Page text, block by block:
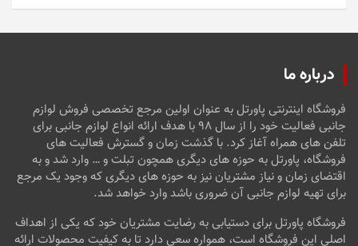
درباره ما
فروشگاه اینترنتی پاورتل به عنوان اولین مرجع تخصصی فروش لوازم
جانبی فعالیت خود را از سال ۹۸ با هدف ارائه انواع لوازم جانبی برای
تلفن های همراه آغاز کرد. با گذشت زمان و گسترش فعالیت های
فروشگاه، پاورتل به حوزه های دیگری همچون تبلت و … وارد شد و به
اقتضای زمان و نیاز مشتریان نیز به حوزه های دیگری که وجود یک مرجع
برای تهیه لوازم جانبی آن ضروری باشد وارد خواهد شد.
فروشگاه پاورتل برای دستیابی به رضایت مشتریان خود که یکی از اهداف
اصلی این فروشگاه است، همواره سعی دارد تا به کیفیت محصولات ارائه